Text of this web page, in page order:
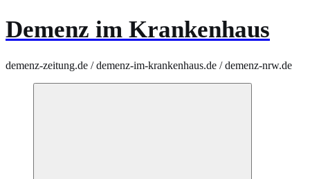
Demenz im Krankenhaus
demenz-zeitung.de / demenz-im-krankenhaus.de / demenz-nrw.de